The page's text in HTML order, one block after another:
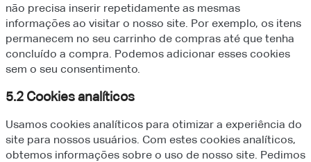
não precisa inserir repetidamente as mesmas
informações ao visitar o nosso site. Por exemplo, os itens
permanecem no seu carrinho de compras até que tenha
concluído a compra. Podemos adicionar esses cookies
sem o seu consentimento.
5.2 Cookies analíticos
Usamos cookies analíticos para otimizar a experiência do
site para nossos usuários. Com estes cookies analíticos,
obtemos informações sobre o uso de nosso site. Pedimos